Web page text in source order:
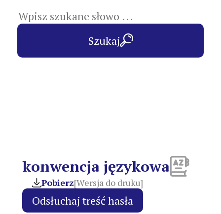
Szukaj
konwencja językowa
Pobierz[Wersja do druku]